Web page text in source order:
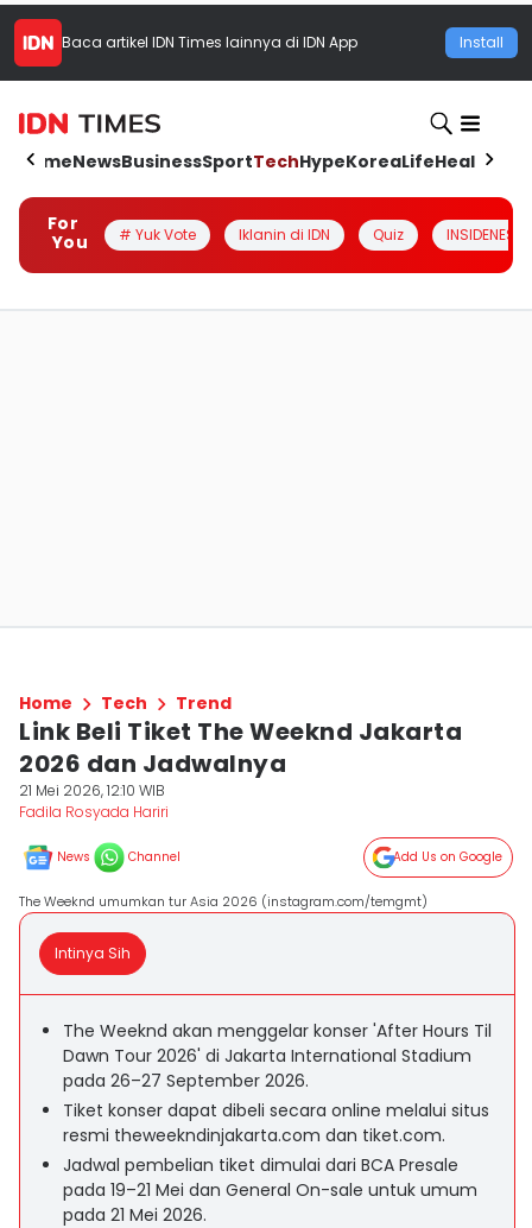
Baca artikel IDN Times lainnya di IDN App Install
HomeNewsBusinessSportTechHypeKoreaLifeHealth
For
You
# Yuk Vote Iklanin di IDN Quiz INSIDENESIA
Home Tech Trend
Link Beli Tiket The Weeknd Jakarta
2026 dan Jadwalnya
21 Mei 2026, 12:10 WIB
Fadila Rosyada Hariri
News Channel Add Us on Google
The Weeknd umumkan tur Asia 2026 (instagram.com/temgmt)
Intinya Sih
The Weeknd akan menggelar konser 'After Hours Til
Dawn Tour 2026' di Jakarta International Stadium
pada 26–27 September 2026.
Tiket konser dapat dibeli secara online melalui situs
resmi theweekndinjakarta.com dan tiket.com.
Jadwal pembelian tiket dimulai dari BCA Presale
pada 19–21 Mei dan General On-sale untuk umum
pada 21 Mei 2026.